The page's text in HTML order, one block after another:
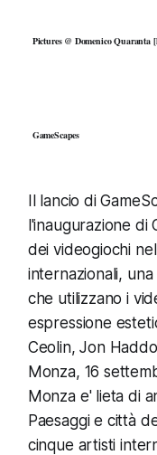
Pictures @ Domenico Quaranta [
GameScapes
Il lancio di
l'inaugurazione di
dei videogiochi
internazionali,
che utilizzano i
espressione
Ceolin, Jon
Monza, 16
Monza e' lieta di
Paesaggi e città
cinque artisti